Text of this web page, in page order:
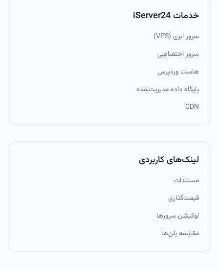
خدمات iServer24
سرور ابری (VPS)
سرور اختصاصی
هاست وردپرس
پایگاه داده مدیریت‌شده
CDN
لینک‌های کاربردی
مستندات
قیمت‌گذاری
لوکیشن سرورها
مقایسه پلن‌ها